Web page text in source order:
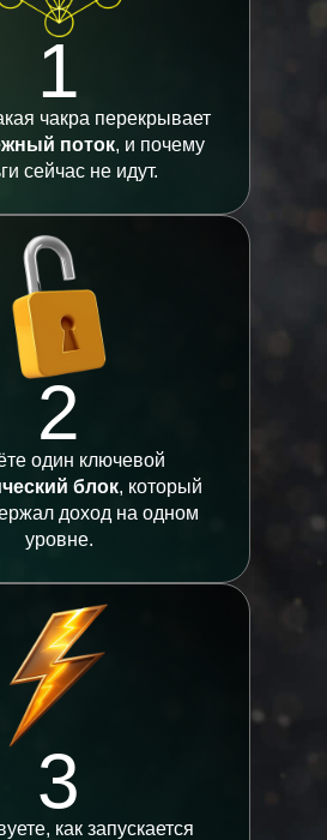
1
чакра перекрывает
поток, и почему
сейчас не идут.
2
один ключевой
блок, который
доход на одном
уровне.
3
как запускается